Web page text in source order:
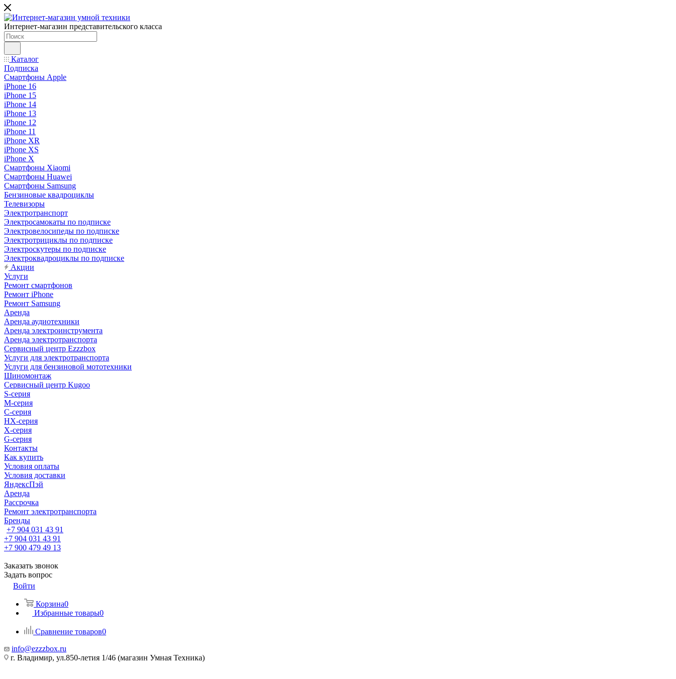
Интернет-магазин представительского класса
Каталог
Подписка
Смартфоны Apple
iPhone 16
iPhone 15
iPhone 14
iPhone 13
iPhone 12
iPhone 11
iPhone XR
iPhone XS
iPhone X
Смартфоны Xiaomi
Смартфоны Huawei
Смартфоны Samsung
Бензиновые квадроциклы
Телевизоры
Электротранспорт
Электросамокаты по подписке
Электровелосипеды по подписке
Электротрициклы по подписке
Электроскутеры по подписке
Электроквадроциклы по подписке
Акции
Услуги
Ремонт смартфонов
Ремонт iPhone
Ремонт Samsung
Аренда
Аренда аудиотехники
Аренда электроинструмента
Аренда электротранспорта
Сервисный центр Ezzzbox
Услуги для электротранспорта
Услуги для бензиновой мототехники
Шиномонтаж
Сервисный центр Kugoo
S-cерия
M-серия
С-серия
HX-серия
X-серия
G-серия
Контакты
Как купить
Условия оплаты
Условия доставки
ЯндексПэй
Аренда
Рассрочка
Ремонт электротранспорта
Бренды
+7 904 031 43 91
+7 904 031 43 91
+7 900 479 49 13
Заказать звонок
Задать вопрос
Войти
Корзина0
Избранные товары0
Сравнение товаров0
info@ezzzbox.ru
г. Владимир, ул.850-летия 1/46 (магазин Умная Техника)